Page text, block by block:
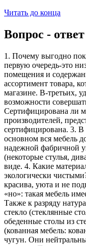
Читать до конца
Вопрос - ответ
1. Почему выгодно
первую очередь-это
помещения и
ассортимент товара,
магазине. В-третьих,
возможности
Сертифицирована ли
производителей,
сертифицирована. 3. В
основном вся мебель
надежной фабричной
(некоторые стулья,
виде. 4. Какие
экологически
красива, уюта и не
«но»: такая мебель
Также к разряду
стекло (стеклянные
обеденные столы из
(кованная мебель:
чугун. Они